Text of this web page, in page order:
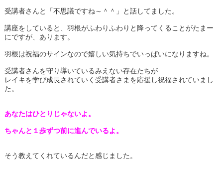
受講者さんと「不思議ですね～＾＾」と話してました。
講座をしていると、羽根がふわりふわりと降ってくることがたまー
にですが、あります。
羽根は祝福のサインなので嬉しい気持ちでいっぱいになりますね。
受講者さんを守り導いているみえない存在たちが
レイキを学び成長されていく受講者さまを応援し祝福されていまし
た。
あなたはひとりじゃないよ。
ちゃんと１歩ずつ前に進んでいるよ。
そう教えてくれているんだと感じました。